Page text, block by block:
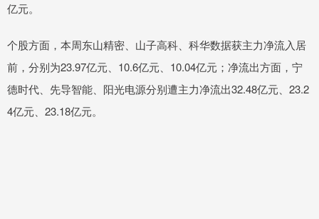
亿元。
个股方面，本周东山精密、山子高科、科华数据获主力净流入居
前，分别为23.97亿元、10.6亿元、10.04亿元；净流出方面，宁
德时代、先导智能、阳光电源分别遭主力净流出32.48亿元、23.2
4亿元、23.18亿元。